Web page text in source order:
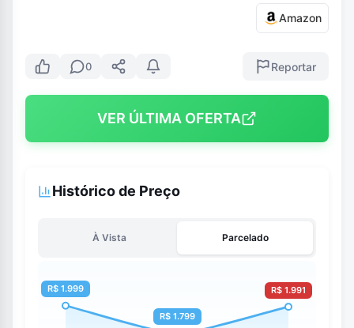
Amazon
0 Reportar
VER ÚLTIMA OFERTA
Histórico de Preço
À Vista Parcelado